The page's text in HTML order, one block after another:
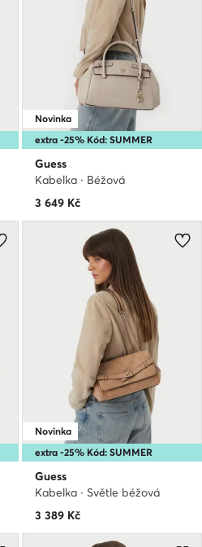
extra -25% Kód: SUMMER
Novinka
Guess
Kabelka · Béžová
3 649 Kč
extra -25% Kód: SUMMER
Novinka
Guess
Kabelka · Světle béžová
3 389 Kč